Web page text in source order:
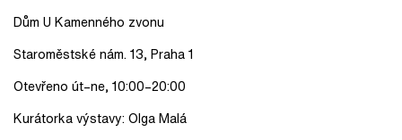
Dům U Kamenného zvonu
Staroměstské nám. 13, Praha 1
Otevřeno út–ne, 10:00–20:00
Kurátorka výstavy: Olga Malá